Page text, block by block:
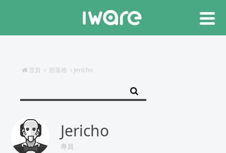
首頁 部落格 Jericho
Jericho
專員